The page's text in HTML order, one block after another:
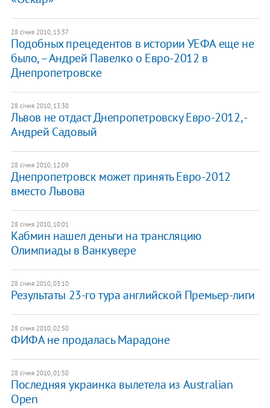
28 січня 2010, 13:37
Подобных прецедентов в истории УЕФА еще не
было, – Андрей Павелко о Евро-2012 в
Днепропетровске
28 січня 2010, 13:30
Львов не отдаст Днепропетровску Евро-2012, -
Андрей Садовый
28 січня 2010, 12:09
Днепропетровск может принять Евро-2012
вместо Львова
28 січня 2010, 10:01
Кабмин нашел деньги на трансляцию
Олимпиады в Ванкувере
28 січня 2010, 03:10
Результаты 23-го тура английской Премьер-лиги
28 січня 2010, 02:50
ФИФА не продалась Марадоне
28 січня 2010, 01:50
Последняя украинка вылетела из Australian
Open